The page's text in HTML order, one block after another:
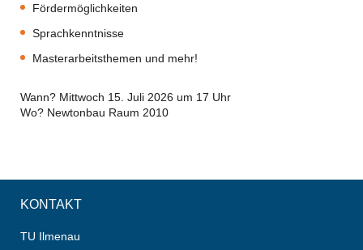
Fördermöglichkeiten
Sprachkenntnisse
Masterarbeitsthemen und mehr!
Wann? Mittwoch 15. Juli 2026 um 17 Uhr
Wo? Newtonbau Raum 2010
KONTAKT
TU Ilmenau